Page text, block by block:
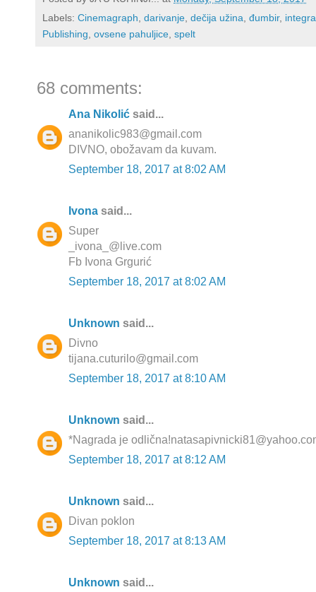
Labels: Cinemagraph, darivanje, dečija užina, đumbir,
Publishing, ovsene pahuljice, spelt
68 comments:
Ana Nikolić said...
ananikolic983@gmail.com
DIVNO, obožavam da kuvam.
September 18, 2017 at 8:02 AM
Ivona said...
Super
_ivona_@live.com
Fb Ivona Grgurić
September 18, 2017 at 8:02 AM
Unknown said...
Divno
tijana.cuturilo@gmail.com
September 18, 2017 at 8:10 AM
Unknown said...
*Nagrada je
September 18, 2017 at 8:12 AM
Unknown said...
Divan poklon
September 18, 2017 at 8:13 AM
Unknown said...